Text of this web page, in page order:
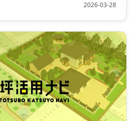
2026-03-28